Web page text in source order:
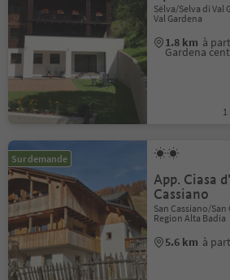
Sëlva/Selva di Val
Val Gardena
1.8 km à
Gardena
Sur demande
App. Ciasa
Cassiano
San Cassiano/
Region Alta Badia
5.6 km à